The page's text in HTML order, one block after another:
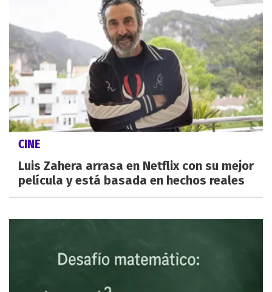
CINE
Luis Zahera arrasa en Netflix con su mejor
película y está basada en hechos reales